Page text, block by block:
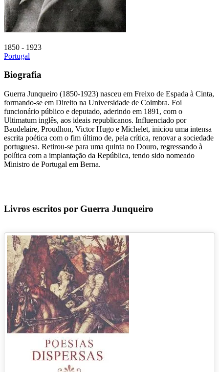
1850 - 1923
Portugal
Biografia
Guerra Junqueiro (1850-1923) nasceu em Freixo de Espada à Cinta,
formando-se em Direito na Universidade de Coimbra. Foi
funcionário público e deputado, aderindo em 1891, com o
Ultimatum inglês, aos ideais republicanos. Influenciado por
Baudelaire, Proudhon, Victor Hugo e Michelet, iniciou uma intensa
escrita poética com o fim último de, pela crítica, renovar a sociedade
portuguesa. Retirou-se para uma quinta no Douro, regressando à
política com a implantação da República, tendo sido nomeado
Ministro de Portugal em Berna.
Livros escritos por Guerra Junqueiro